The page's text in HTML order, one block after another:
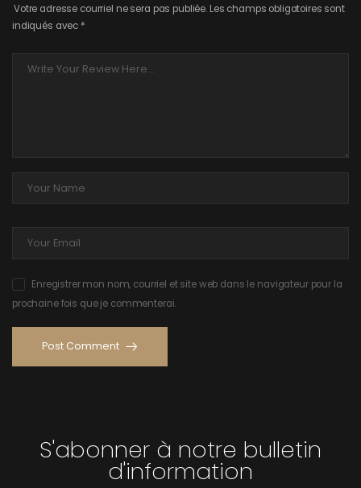
Votre adresse courriel ne sera pas publiée. Les champs obligatoires sont
indiqués avec *
Enregistrer mon nom, courriel et site web dans le navigateur pour la
prochaine fois que je commenterai.
Post Comment
S'abonner à notre bulletin
d'information